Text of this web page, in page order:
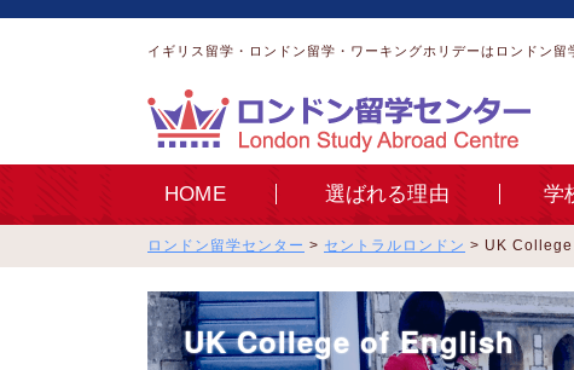
イギリス留学・ロンドン留学・ワーキングホリデーはロンドン留
HOME 選ばれる理由 学
ロンドン留学センター > セントラルロンドン > UK College
UK College of English